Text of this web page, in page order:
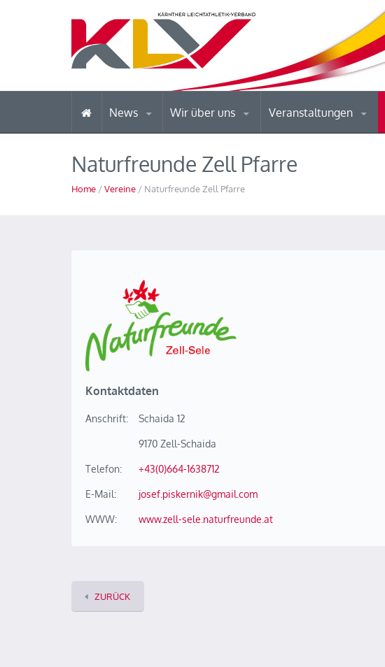
News Wir über uns Veranstaltungen
Naturfreunde Zell Pfarre
Home /Vereine / Naturfreunde Zell Pfarre
Kontaktdaten
Anschrift: Schaida 12
9170 Zell-Schaida
Telefon: +43(0)664-1638712
E-Mail: josef.piskernik@gmail.com
WWW: www.zell-sele.naturfreunde.at
ZURÜCK